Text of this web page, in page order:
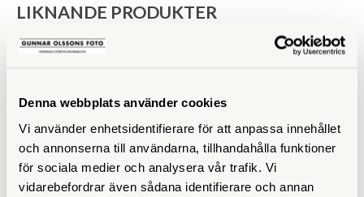
Denna webbplats använder cookies
Vi använder enhetsidentifierare för att anpassa innehållet
och annonserna till användarna, tillhandahålla funktioner
för sociala medier och analysera vår trafik. Vi
vidarebefordrar även sådana identifierare och annan
LIKNANDE PRODUKTER
OM System OM System